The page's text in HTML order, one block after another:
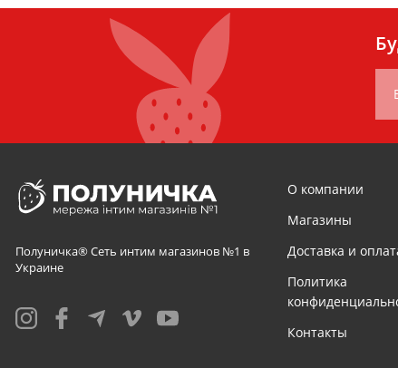
Полуничка® Сеть интим магазинов №1 в
Украине
О компании
Магазины
Доставка и
Политика
Контакты